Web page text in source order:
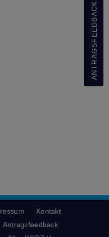
ANTRAGSFEEDBACK
Kontakt
Antragsfeedback